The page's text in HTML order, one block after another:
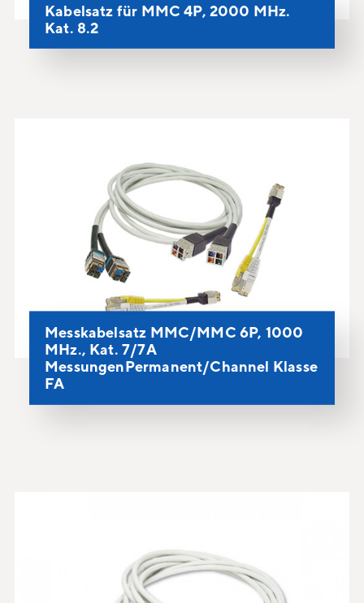
Kabelsatz für MMC 4P, 2000 MHz.
Kat. 8.2
Messkabelsatz MMC/MMC 6P, 1000
MHz., Kat. 7/7A
MessungenPermanent/Channel Klasse
FA